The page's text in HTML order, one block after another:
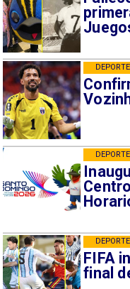
FIFA
final